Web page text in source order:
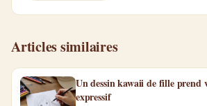
Articles similaires
Un dessin kawaii de fille prend
expressif